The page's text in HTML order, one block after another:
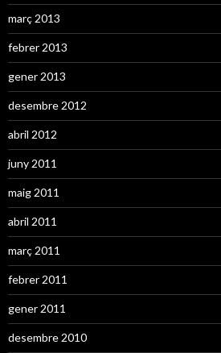
març 2013
febrer 2013
gener 2013
desembre 2012
abril 2012
juny 2011
maig 2011
abril 2011
març 2011
febrer 2011
gener 2011
desembre 2010